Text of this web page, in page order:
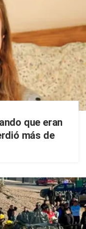
que eran
más de